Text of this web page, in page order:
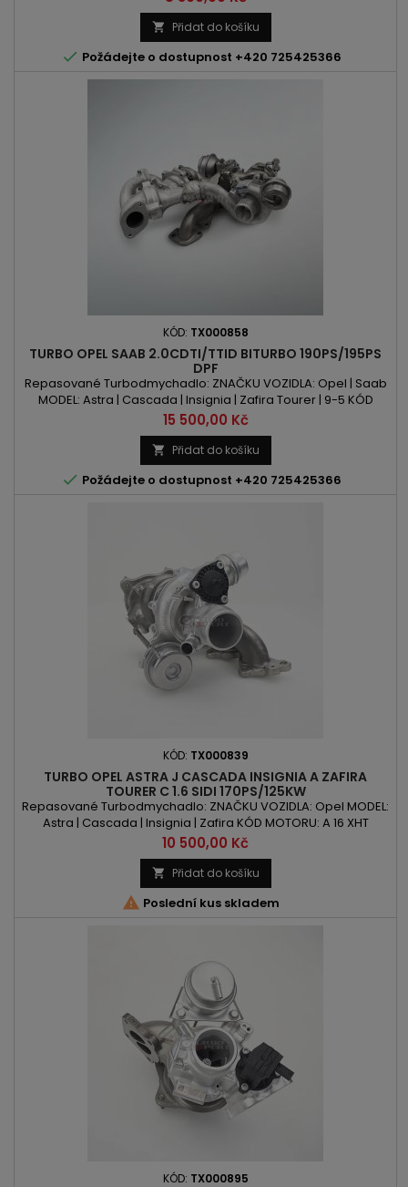
Turbo VÝKON: 150PS/110kW | 180PS/132kW | 192PS/141kW |
207PS/152kW | 211PS/155kWROK VÝROBY: 2007 -
 Přidat do košíku
 Požádejte o dostupnost +420 725425366
KÓD: TX000858
TURBO OPEL SAAB 2.0CDTI/TTID BITURBO 190PS/195PS
DPF
Repasované Turbodmychadlo: ZNAČKU VOZIDLA: Opel | Saab
MODEL: Astra | Cascada | Insignia | Zafira Tourer | 9-5 KÓD
MOTORU: A20DTR | A 20 DTR OBSAH: 1956ccm 2.0 CDTI | TTiD
VÝKON: 190PS/140kW | 195PS/143kW ROK VÝROBY: 2008 -
POZOR : S OTVOREM PRO ČIDLO TEPLOTY VÝFUKOVÝCH PLYNŮ
Cena
15 500,00 Kč
 Přidat do košíku
 Požádejte o dostupnost +420 725425366
KÓD: TX000839
TURBO OPEL ASTRA J CASCADA INSIGNIA A ZAFIRA
TOURER C 1.6 SIDI 170PS/125KW
Repasované Turbodmychadlo: ZNAČKU VOZIDLA: Opel MODEL:
Astra | Cascada | Insignia | Zafira KÓD MOTORU: A 16 XHT
OBSAH: 1598ccm 1.6 SIDI VÝKON: 170PS / 125kW ROK VÝROBY:
2012 -
Cena
10 500,00 Kč
 Přidat do košíku
 Poslední kus skladem
KÓD: TX000895